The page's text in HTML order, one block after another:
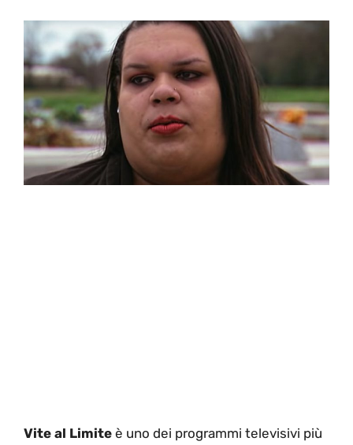
Vite al Limite è uno dei programmi televisivi più